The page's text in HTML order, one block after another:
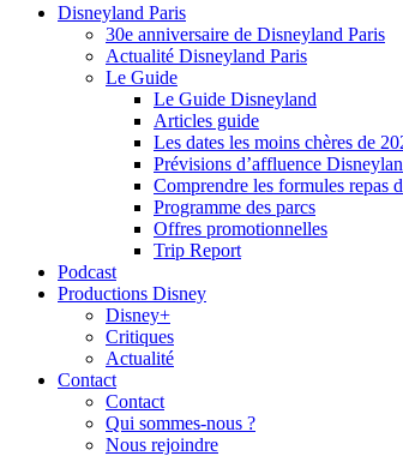
Disneyland Paris
30e anniversaire de Disneyland Paris
Actualité Disneyland Paris
Le Guide
Le Guide Disneyland
Articles guide
Les dates les moins chères de
Prévisions d’affluence
Comprendre les formules repas
Programme des parcs
Offres promotionnelles
Trip Report
Podcast
Productions Disney
Disney+
Critiques
Actualité
Contact
Contact
Qui sommes-nous ?
Nous rejoindre